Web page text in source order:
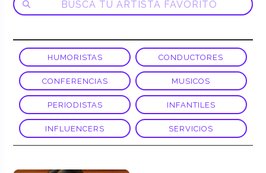
HUMORISTAS CONDUCTORES
CONFERENCIAS MUSICOS
PERIODISTAS INFANTILES
INFLUENCERS SERVICIOS